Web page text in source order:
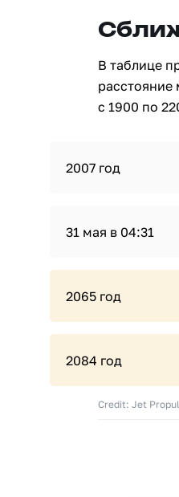
В таблице
с 1900 по
2007 год
31 мая в 04:31
2065 год
2084 год
Credit: Jet